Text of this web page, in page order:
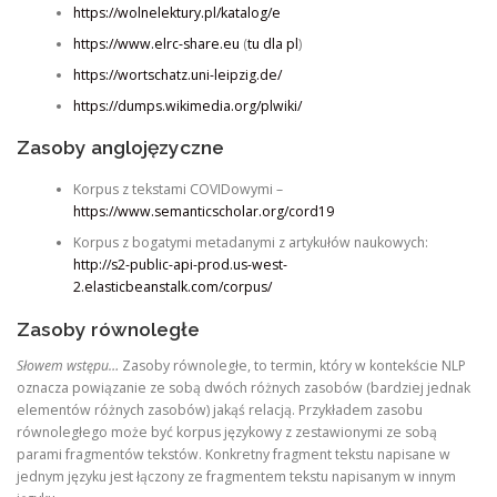
https://wolnelektury.pl/katalog/e
https://www.elrc-share.eu (tu dla pl)
https://wortschatz.uni-leipzig.de/
https://dumps.wikimedia.org/plwiki/
Zasoby anglojęzyczne
Korpus z tekstami COVIDowymi –
https://www.semanticscholar.org/cord19
Korpus z bogatymi metadanymi z artykułów naukowych:
http://s2-public-api-prod.us-west-
2.elasticbeanstalk.com/corpus/
Zasoby równoległe
Słowem wstępu… Zasoby równoległe, to termin, który w kontekście NLP
oznacza powiązanie ze sobą dwóch różnych zasobów (bardziej jednak
elementów różnych zasobów) jakąś relacją. Przykładem zasobu
równoległego może być korpus językowy z zestawionymi ze sobą
parami fragmentów tekstów. Konkretny fragment tekstu napisane w
jednym języku jest łączony ze fragmentem tekstu napisanym w innym